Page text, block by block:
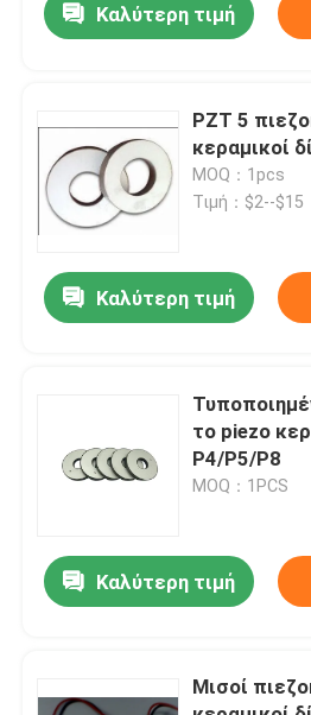
Καλύτερη τιμή
PZT 5
κεραμικοί
MOQ：1pcs
Τιμή：$2--$15
Καλύτερη τιμή
το piezo
P4/P5/P8
MOQ：1PCS
Καλύτερη τιμή
Μισοί